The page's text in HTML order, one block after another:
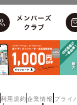
利用規約企業情報 プライ